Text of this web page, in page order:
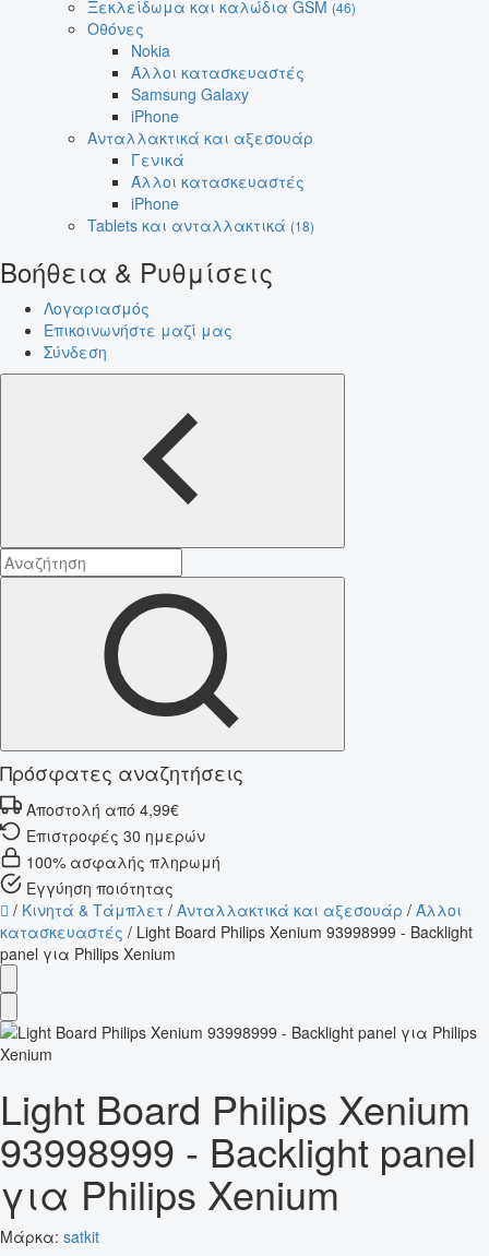
Ξεκλείδωμα και καλώδια GSM (46)
Οθόνες
Nokia
Άλλοι κατασκευαστές
Samsung Galaxy
iPhone
Ανταλλακτικά και αξεσουάρ
Γενικά
Άλλοι κατασκευαστές
iPhone
Tablets και ανταλλακτικά (18)
Βοήθεια & Ρυθμίσεις
Λογαριασμός
Επικοινωνήστε μαζί μας
Σύνδεση
Πρόσφατες αναζητήσεις
Αποστολή από 4,99€
Επιστροφές 30 ημερών
100% ασφαλής πληρωμή
Εγγύηση ποιότητας
/ Κινητά & Τάμπλετ / Ανταλλακτικά και αξεσουάρ / Άλλοι
κατασκευαστές / Light Board Philips Xenium 93998999 - Backlight
panel για Philips Xenium
Light Board Philips Xenium
93998999 - Backlight panel
για Philips Xenium
Μάρκα: satkit